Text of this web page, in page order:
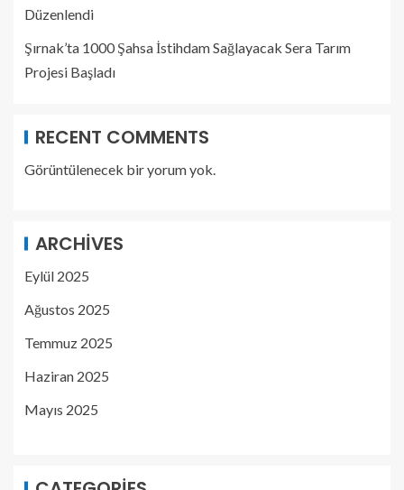
Düzenlendi
Şırnak’ta 1000 Şahsa İstihdam Sağlayacak Sera Tarım
Projesi Başladı
RECENT COMMENTS
Görüntülenecek bir yorum yok.
ARCHIVES
Eylül 2025
Ağustos 2025
Temmuz 2025
Haziran 2025
Mayıs 2025